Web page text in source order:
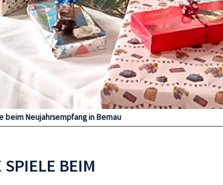
beim Neujahrsempfang in Bernau
BEIM